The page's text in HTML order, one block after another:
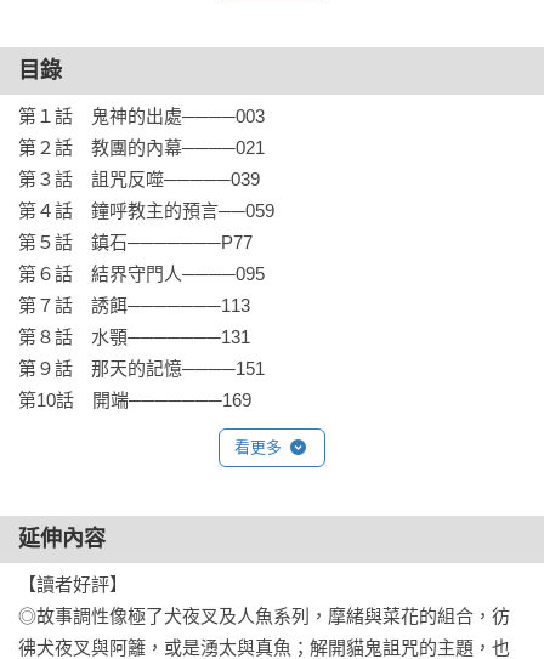
目錄
第１話　鬼神的出處────003
第２話　教團的內幕────021
第３話　詛咒反噬─────039
第４話　鐘呼教主的預言──059
第５話　鎮石───────P77
第６話　結界守門人────095
第７話　誘餌───────113
第８話　水顎───────131
第９話　那天的記憶────151
第10話　開端───────169
看更多
延伸內容
【讀者好評】
◎故事調性像極了犬夜叉及人魚系列，摩緒與菜花的組合，彷
彿犬夜叉與阿籬，或是湧太與真魚；解開貓鬼詛咒的主題，也